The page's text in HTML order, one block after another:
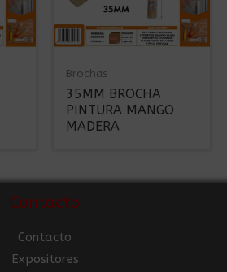
Brochas
35MM BROCHA
PINTURA MANGO
MADERA
Contacto
Contacto
Expositores